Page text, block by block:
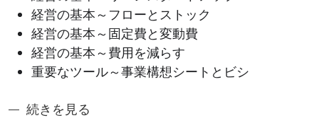
経営の基本～フローとストック
経営の基本～固定費と変動費
経営の基本～費用を減らす
重要なツール～事業構想シートとビシ
奈良先端アントレシリーズ2：技術者の大学発ベ
続きを見る